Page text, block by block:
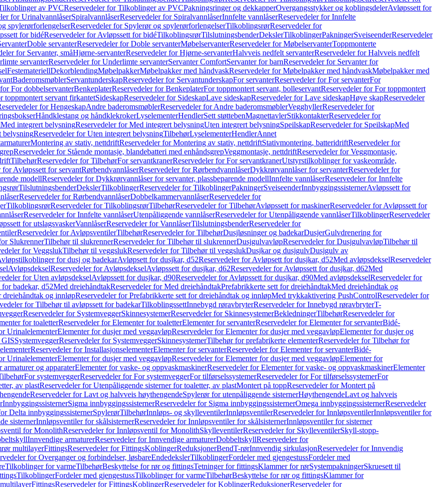
av PVCReservedeler for Tilkoblinger av PVCPakningsringer og dekkapperOvergangsstykker og koblingsdelerAvløpssett for
for UrinalvannlåserSpiralvannlåserReservedeler for SpiralvannlåserInnfelte vannlåserReservedeler for Innfelte
spylerørforlengelserReservedeler for Spylerør og spylerørforlengelserTilkoblingsrørReservedeler for
for bidéReservedeler for Avløpssett for bidéTilkoblingsrørTilslutningsbenderDekslerTilkoblingerPakningerSveiseenderReservedeler
Doble servanterReservedeler for Doble servanterMøbelservanterReservedeler for MøbelservanterToppmonterte
for Servanter, småHjørne-servanterReservedeler for Hjørne-servanterHalvveis nedfelt servanterReservedeler for Halvveis nedfelt
servanterReservedeler for Underlimte servanterServanter ComfortServanter for barnReservedeler for Servanter for
FestemateriellDekorblendingMøbelpakkerMøbelpakker med håndvaskReservedeler for Møbelpakker med håndvaskMøbelpakker med
BaderomsmøblerServantunderskapReservedeler for ServantunderskapFor servanterReservedeler for For servanterFor
For dobbelservanterBenkeplaterReservedeler for BenkeplaterFor toppmontert servant, bolleservantReservedeler for For toppmontert
toppmontert servant firkantetSideskapReservedeler for SideskapLave sideskapReservedeler for Lave sideskapHøye skapReservedeler
for HengeskapAndre baderomsmøblerReservedeler for Andre baderomsmøblerVegghyllerReservedeler for
Håndklestang og håndklekrokerLyselementerHendlerSett støttebenMagnettavlerStikkontakterReservedeler for
Med integrert belysningReservedeler for Med integrert belysningUten integrert belysningSpeilskapReservedeler for SpeilskapMed
belysningReservedeler for Uten integrert belysningTilbehørLyselementerHendlerAnnet
Montering av stativ, nettdriftReservedeler for Montering av stativ, nettdriftStativmontering, batteridriftReservedeler for
Reservedeler for Stående montasje, blandebatteri med enhåndsgrepVeggmontasje, nettdriftReservedeler for Veggmontasje,
TilbehørReservedeler for TilbehørFor servantkranerReservedeler for For servantkranerUtstyrstilkoblinger for vaskeområde,
for Avløpssett for servantRørbendvannlåserReservedeler for RørbendvannlåserDykkrørvannlåser for servanterReservedeler for
modellReservedeler for Dykkrørvannlåser for servanter, plassbeparende modellInnfelte vannlåserReservedeler for Innfelte
TilslutningsbenderDekslerTilkoblingerReservedeler for TilkoblingerPakningerSveiseenderInnbyggingssisternerAvløpssett for
Reservedeler for RørbendvannlåserDobbelkammervannlåserReservedeler for
TilkoblingsrørReservedeler for TilkoblingsrørTilbehørReservedeler for TilbehørAvløpssett for maskinerReservedeler for Avløpssett for
Reservedeler for Innfelte vannlåserUtenpåliggende vannlåserReservedeler for Utenpåliggende vannlåserTilkoblingerReservedeler
for utslagsvaskerVannlåserReservedeler for VannlåserTilslutningsbenderReservedeler for
Reservedeler for AvløpsventilerTilbehørReservedeler for TilbehørDusjløsninger og badekarDusjerGulvdrenering for
SlukrennerTilbehør til slukrennerReservedeler for Tilbehør til slukrennerDusjgulvavløpReservedeler for DusjgulvavløpTilbehør til
for VeggslukTilbehør til veggslukReservedeler for Tilbehør til veggslukDusjkar og dusjgulvDusjgulv av
for dusj og badekarAvløpsett for dusjkar, d52Reservedeler for Avløpsett for dusjkar, d52Med avløpsdekselReservedeler
AvløpsdekselReservedeler for AvløpsdekselAvløpssett for dusjkar, d62Reservedeler for Avløpssett for dusjkar, d62Med
for Uten avløpsdekselAvløpssett for dusjkar, d90Reservedeler for Avløpssett for dusjkar, d90Med avløpsdekselReservedeler for
badekar, d52Med dreiehåndtakReservedeler for Med dreiehåndtakPrefabrikkerte sett for dreiehåndtakMed dreiehåndtak og
dreiehåndtak og innløpReservedeler for Prefabrikkerte sett for dreiehåndtak og innløpMed trykkaktivering PushControlReservedeler for
for Tilbehør til avløpssett for badekarTilkoblingssettInnebygd røravbryterReservedeler for Innebygd røravbryterT-
Reservedeler for SystemveggerSkinnesystemerReservedeler for SkinnesystemerBekledningerTilbehørReservedeler for
for toaletterReservedeler for Elementer for toaletterElementer for servanterReservedeler for Elementer for servanterBidé-
UrinalelementerElementer for dusjer med veggavløpReservedeler for Elementer for dusjer med veggavløpElementer for dusjer og
GISSystemveggerReservedeler for SystemveggerSkinnesystemerTilbehør for prefabrikerte elementerReservedeler for Tilbehør for
Reservedeler for InstallasjonselementerElementer for servanterReservedeler for Elementer for servanterBidé-
UrinalelementerElementer for dusjer med veggavløpReservedeler for Elementer for dusjer med veggavløpElementer for
og apparaterElementer for vaske- og oppvaskmaskinerReservedeler for Elementer for vaske- og oppvaskmaskinerElementer
For systemveggerReservedeler for For systemveggerFor tilførselssystemerReservedeler for For tilførselssystemerFor
av plastReservedeler for Utenpåliggende sisterner for toaletter, av plastMontert på toppReservedeler for Montert på
Reservedeler for Lavt og halvveis høythengendeSpylerør for utenpåliggende sisternerHøythengendeLavt og halvveis
InnbyggingssisternerSigma innbyggingssisternerReservedeler for Sigma innbyggingssisternerOmega innbyggingssisternerReservedeler
Delta innbyggingssisternerSpylerørTilbehørInnløps- og skylleventilerInnløpsventilerReservedeler for InnløpsventilerInnløpsventiler for
sisternerInnløpsventiler for skålsisternerReservedeler for Innløpsventiler for skålsisternerInnløpsventiler for sisterner
for MonolithReservedeler for Innløpsventil for MonolithSkylleventilerReservedeler for SkylleventilerSkyll-stopp-
Innvendige armaturerReservedeler for Innvendige armaturerDobbeltskyllReservedeler for
multilayerFittingsReservedeler for FittingsKoblingerReduksjonerBendT-rørInnvendig sirkulasjonReservedeler for Innvendig
for Overganger og forbindelser, løsbareEndedekslerTilkoblingerFordeler med gjengestussFordeler med
Tilkoblinger for varmeTilbehørBeskyttelse for rør og fittingsTetninger for fittingsKlammer for rørSystempakningerSkruesett til
TilkoblingerFordeler med gjengestussTilkoblinger for varmeTilbehørBeskyttelse for rør og fittingsKlammer for
FittingsReservedeler for FittingsKoblingerReservedeler for KoblingerReduksjonerReservedeler for